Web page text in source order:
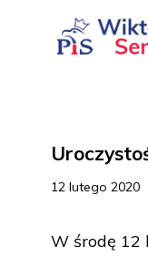
12 lutego 2020
W środę 12